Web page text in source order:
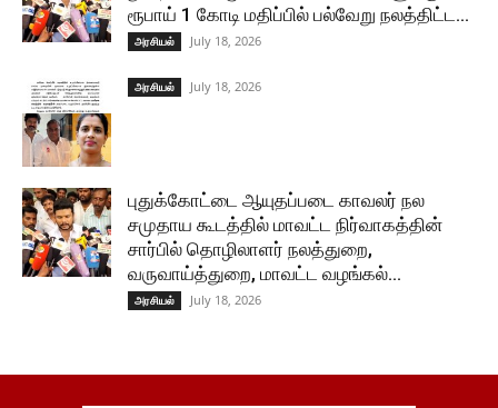
ரூபாய் 1 கோடி மதிப்பில் பல்வேறு நலத்திட்ட...
அரசியல் July 18, 2026
அரசியல் July 18, 2026
புதுக்கோட்டை ஆயுதப்படை காவலர் நல
சமுதாய கூடத்தில் மாவட்ட நிர்வாகத்தின்
சார்பில் தொழிலாளர் நலத்துறை,
வருவாய்த்துறை, மாவட்ட வழங்கல்...
அரசியல் July 18, 2026